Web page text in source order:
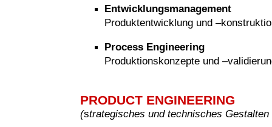
Entwicklungsmanagement
Produktentwicklung und
Process Engineering
Produktionskonzepte und
PRODUCT ENGINEERING
(strategisches und technisches